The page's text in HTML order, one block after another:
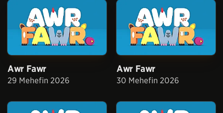
Awr Fawr
29 Mehefin 2026
Awr Fawr
30 Mehefin 2026